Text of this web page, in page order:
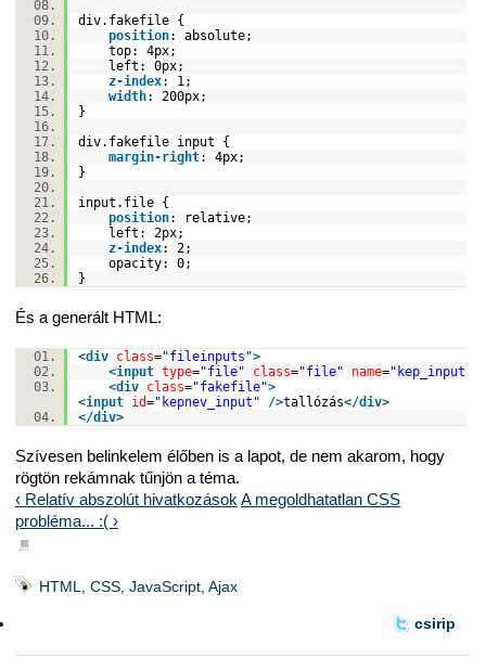
div.fakefile {
position: absolute;
top: 4px;
left: 0px;
z-index: 1;
width: 200px;
}
div.fakefile input {
margin-right: 4px;
}
input.file {
position: relative;
left: 2px;
z-index: 2;
opacity: 0;
}
És a generált HTML:
<div class="fileinputs">
<input type="file" class="file" name="kep_input"
<div class="fakefile">
<input id="kepnev_input" />tallózás</div>
</div>
Szívesen belinkelem élőben is a lapot, de nem akarom, hogy
rögtön rekámnak tűnjön a téma.
‹ Relatív abszolút hivatkozások A megoldhatatlan CSS
probléma... :( ›
■
HTML, CSS, JavaScript, Ajax
csirip